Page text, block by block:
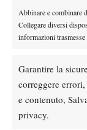
Abbinare e combinare
Collegare diversi
informazioni trasmesse
Garantire la
correggere
e contenuto,
privacy.
Nessun
Devi essere